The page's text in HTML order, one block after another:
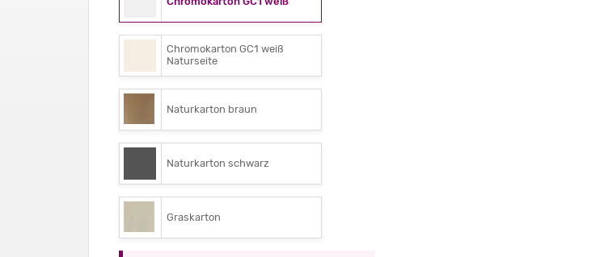
Chromokarton GC1 weiß
Naturseite
Naturkarton braun
Naturkarton schwarz
Graskarton